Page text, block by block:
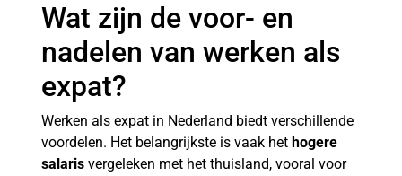
Wat zijn de voor- en
nadelen van werken als
expat?
Werken als expat in Nederland biedt verschillende
voordelen. Het belangrijkste is vaak het hogere
salaris vergeleken met het thuisland, vooral voor